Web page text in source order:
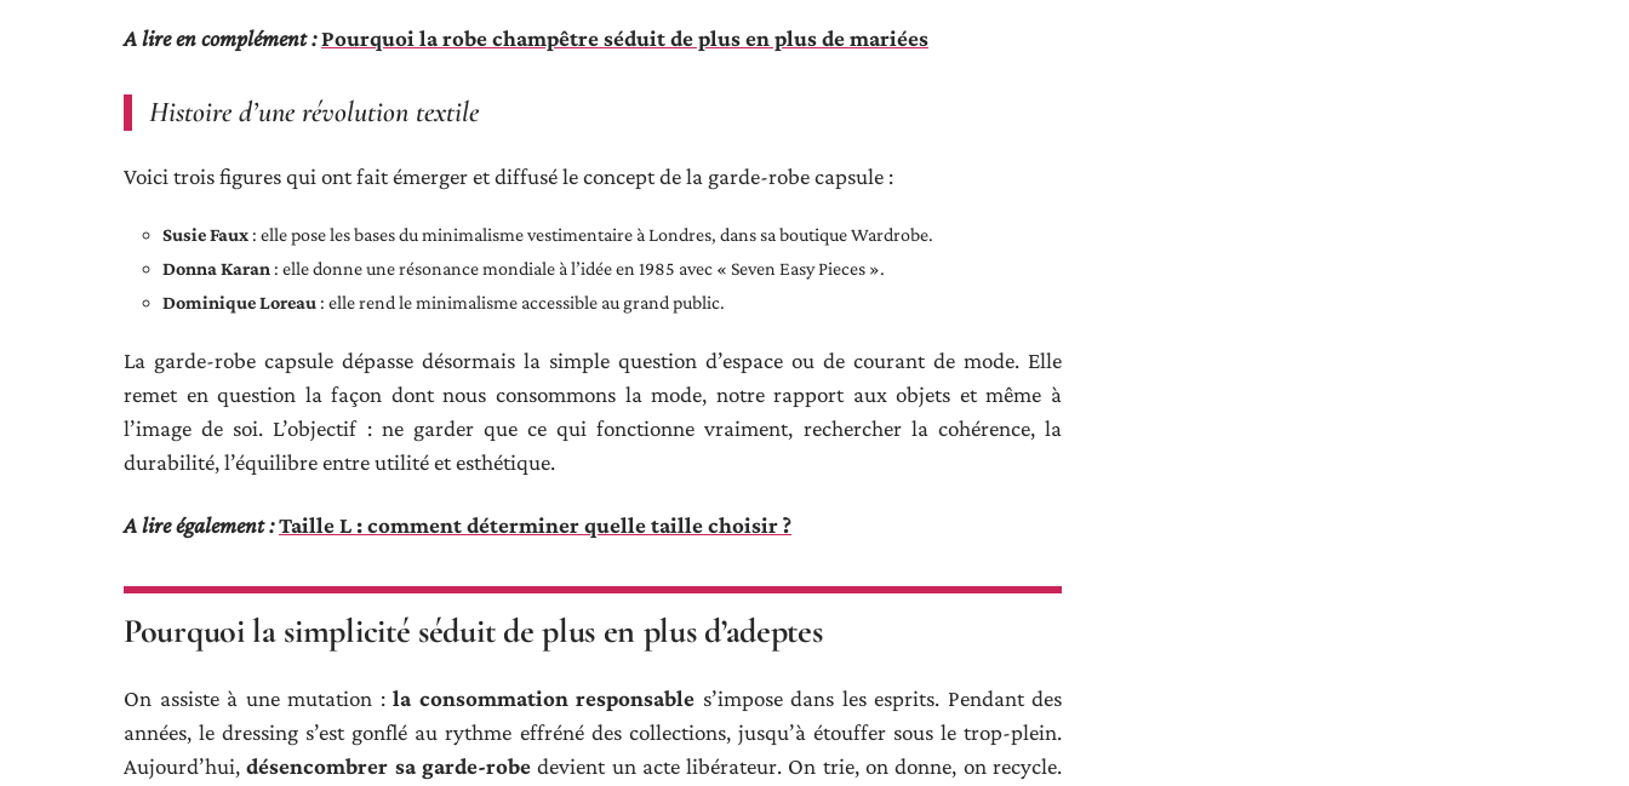
A lire en complément :Pourquoi la robe champêtre séduit de plus en plus de mariées
Histoire d’une révolution textile
Voici trois figures qui ont fait émerger et diffusé le concept de la garde-robe capsule :
Susie Faux : elle pose les bases du minimalisme vestimentaire à Londres, dans sa boutique Wardrobe.
Donna Karan : elle donne une résonance mondiale à l’idée en 1985 avec « Seven Easy Pieces ».
Dominique Loreau : elle rend le minimalisme accessible au grand public.
La garde-robe capsule dépasse désormais la simple question d’espace ou de courant de mode. Elle
remet en question la façon dont nous consommons la mode, notre rapport aux objets et même à
l’image de soi. L’objectif : ne garder que ce qui fonctionne vraiment, rechercher la cohérence, la
durabilité, l’équilibre entre utilité et esthétique.
A lire également :Taille L : comment déterminer quelle taille choisir ?
Pourquoi la simplicité séduit de plus en plus d’adeptes
On assiste à une mutation : la consommation responsable s’impose dans les esprits. Pendant des
années, le dressing s’est gonflé au rythme effréné des collections, jusqu’à étouffer sous le trop-plein.
Aujourd’hui,désencombrer sa garde-robedevient un acte libérateur. On trie, on donne, on recycle.